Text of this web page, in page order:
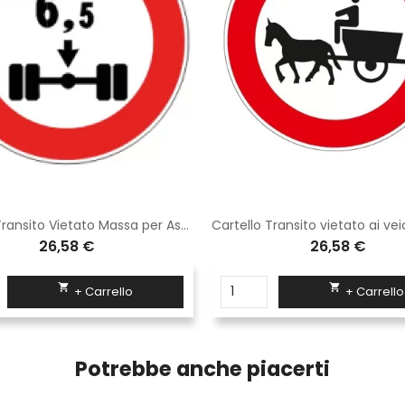
Cartello Transito Vietato Massa per Asse Disco Diametro 60 cm Classe 1 Fig. 69
26,58 €
 + Carrello
26,58 €
 + Carrello
Potrebbe anche piacerti